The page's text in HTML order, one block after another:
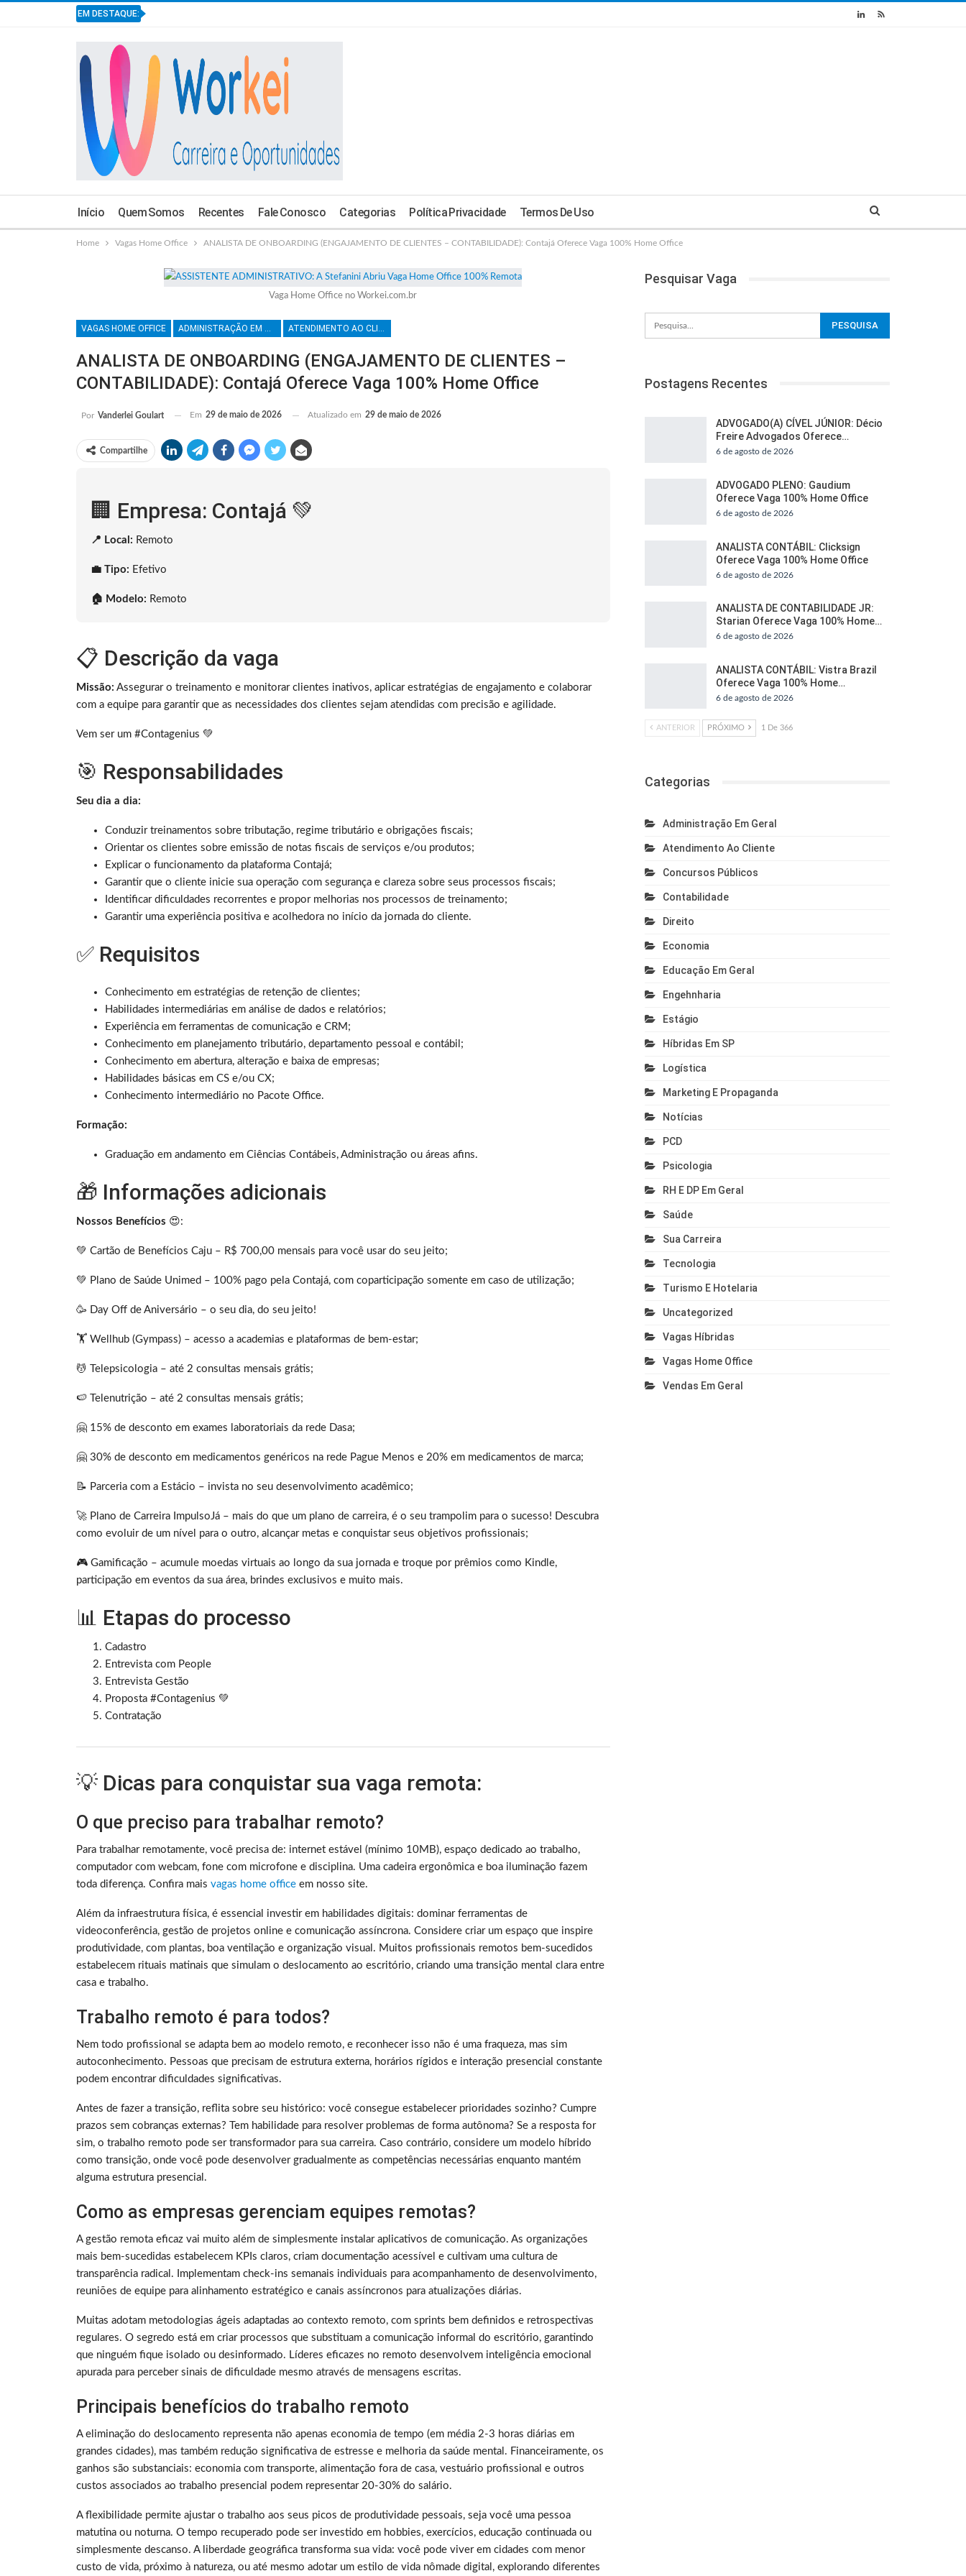
EM DESTAQUE:
Início Quem Somos Recentes Fale Conosco Categorias Política Privacidade Termos De Uso
Home Vagas Home Office ANALISTA DE ONBOARDING (ENGAJAMENTO DE CLIENTES – CONTABILIDADE): Contajá Oferece Vaga 100% Home Office
Vaga Home Office no Workei.com.br
VAGAS HOME OFFICE ADMINISTRAÇÃO EM GERAL ATENDIMENTO AO CLIENTE
ANALISTA DE ONBOARDING (ENGAJAMENTO DE CLIENTES –
CONTABILIDADE): Contajá Oferece Vaga 100% Home Office
Por Vanderlei Goulart Em 29 de maio de 2026 Atualizado em 29 de maio de 2026
Compartilhe
🏢 Empresa: Contajá 💚
📍 Local: Remoto
💼 Tipo: Efetivo
🏠 Modelo: Remoto
📋 Descrição da vaga
Missão: Assegurar o treinamento e monitorar clientes inativos, aplicar estratégias de engajamento e colaborar
com a equipe para garantir que as necessidades dos clientes sejam atendidas com precisão e agilidade.
Vem ser um #Contagenius 💚
🎯 Responsabilidades
Seu dia a dia:
Conduzir treinamentos sobre tributação, regime tributário e obrigações fiscais;
Orientar os clientes sobre emissão de notas fiscais de serviços e/ou produtos;
Explicar o funcionamento da plataforma Contajá;
Garantir que o cliente inicie sua operação com segurança e clareza sobre seus processos fiscais;
Identificar dificuldades recorrentes e propor melhorias nos processos de treinamento;
Garantir uma experiência positiva e acolhedora no início da jornada do cliente.
✅ Requisitos
Conhecimento em estratégias de retenção de clientes;
Habilidades intermediárias em análise de dados e relatórios;
Experiência em ferramentas de comunicação e CRM;
Conhecimento em planejamento tributário, departamento pessoal e contábil;
Conhecimento em abertura, alteração e baixa de empresas;
Habilidades básicas em CS e/ou CX;
Conhecimento intermediário no Pacote Office.
Formação:
Graduação em andamento em Ciências Contábeis, Administração ou áreas afins.
🎁 Informações adicionais
Nossos Benefícios 😍:
💚 Cartão de Benefícios Caju – R$ 700,00 mensais para você usar do seu jeito;
💚 Plano de Saúde Unimed – 100% pago pela Contajá, com coparticipação somente em caso de utilização;
🥳 Day Off de Aniversário – o seu dia, do seu jeito!
🏋️ Wellhub (Gympass) – acesso a academias e plataformas de bem-estar;
💆 Telepsicologia – até 2 consultas mensais grátis;
🍉 Telenutrição – até 2 consultas mensais grátis;
🤗 15% de desconto em exames laboratoriais da rede Dasa;
🤗 30% de desconto em medicamentos genéricos na rede Pague Menos e 20% em medicamentos de marca;
📝 Parceria com a Estácio – invista no seu desenvolvimento acadêmico;
🚀 Plano de Carreira ImpulsoJá – mais do que um plano de carreira, é o seu trampolim para o sucesso! Descubra
como evoluir de um nível para o outro, alcançar metas e conquistar seus objetivos profissionais;
🎮 Gamificação – acumule moedas virtuais ao longo da sua jornada e troque por prêmios como Kindle,
participação em eventos da sua área, brindes exclusivos e muito mais.
📊 Etapas do processo
Cadastro
Entrevista com People
Entrevista Gestão
Proposta #Contagenius 💚
Contratação
💡 Dicas para conquistar sua vaga remota:
O que preciso para trabalhar remoto?
Para trabalhar remotamente, você precisa de: internet estável (mínimo 10MB), espaço dedicado ao trabalho,
computador com webcam, fone com microfone e disciplina. Uma cadeira ergonômica e boa iluminação fazem
toda diferença. Confira mais vagas home office em nosso site.
Além da infraestrutura física, é essencial investir em habilidades digitais: dominar ferramentas de
videoconferência, gestão de projetos online e comunicação assíncrona. Considere criar um espaço que inspire
produtividade, com plantas, boa ventilação e organização visual. Muitos profissionais remotos bem-sucedidos
estabelecem rituais matinais que simulam o deslocamento ao escritório, criando uma transição mental clara entre
casa e trabalho.
Trabalho remoto é para todos?
Nem todo profissional se adapta bem ao modelo remoto, e reconhecer isso não é uma fraqueza, mas sim
autoconhecimento. Pessoas que precisam de estrutura externa, horários rígidos e interação presencial constante
podem encontrar dificuldades significativas.
Antes de fazer a transição, reflita sobre seu histórico: você consegue estabelecer prioridades sozinho? Cumpre
prazos sem cobranças externas? Tem habilidade para resolver problemas de forma autônoma? Se a resposta for
sim, o trabalho remoto pode ser transformador para sua carreira. Caso contrário, considere um modelo híbrido
como transição, onde você pode desenvolver gradualmente as competências necessárias enquanto mantém
alguma estrutura presencial.
Como as empresas gerenciam equipes remotas?
A gestão remota eficaz vai muito além de simplesmente instalar aplicativos de comunicação. As organizações
mais bem-sucedidas estabelecem KPIs claros, criam documentação acessível e cultivam uma cultura de
transparência radical. Implementam check-ins semanais individuais para acompanhamento de desenvolvimento,
reuniões de equipe para alinhamento estratégico e canais assíncronos para atualizações diárias.
Muitas adotam metodologias ágeis adaptadas ao contexto remoto, com sprints bem definidos e retrospectivas
regulares. O segredo está em criar processos que substituam a comunicação informal do escritório, garantindo
que ninguém fique isolado ou desinformado. Líderes eficazes no remoto desenvolvem inteligência emocional
apurada para perceber sinais de dificuldade mesmo através de mensagens escritas.
Principais benefícios do trabalho remoto
A eliminação do deslocamento representa não apenas economia de tempo (em média 2-3 horas diárias em
grandes cidades), mas também redução significativa de estresse e melhoria da saúde mental. Financeiramente, os
ganhos são substanciais: economia com transporte, alimentação fora de casa, vestuário profissional e outros
custos associados ao trabalho presencial podem representar 20-30% do salário.
A flexibilidade permite ajustar o trabalho aos seus picos de produtividade pessoais, seja você uma pessoa
matutina ou noturna. O tempo recuperado pode ser investido em hobbies, exercícios, educação continuada ou
simplesmente descanso. A liberdade geográfica transforma sua vida: você pode viver em cidades com menor
custo de vida, próximo à natureza, ou até mesmo adotar um estilo de vida nômade digital, explorando diferentes
Pesquisar Vaga
Postagens Recentes
ADVOGADO(A) CÍVEL JÚNIOR: Décio
Freire Advogados Oferece…
6 de agosto de 2026
ADVOGADO PLENO: Gaudium
Oferece Vaga 100% Home Office
6 de agosto de 2026
ANALISTA CONTÁBIL: Clicksign
Oferece Vaga 100% Home Office
6 de agosto de 2026
ANALISTA DE CONTABILIDADE JR:
Starian Oferece Vaga 100% Home…
6 de agosto de 2026
ANALISTA CONTÁBIL: Vistra Brazil
Oferece Vaga 100% Home…
6 de agosto de 2026
ANTERIOR PRÓXIMO 1 De 366
Categorias
Administração Em Geral
Atendimento Ao Cliente
Concursos Públicos
Contabilidade
Direito
Economia
Educação Em Geral
Engehnharia
Estágio
Híbridas Em SP
Logística
Marketing E Propaganda
Notícias
PCD
Psicologia
RH E DP Em Geral
Saúde
Sua Carreira
Tecnologia
Turismo E Hotelaria
Uncategorized
Vagas Híbridas
Vagas Home Office
Vendas Em Geral